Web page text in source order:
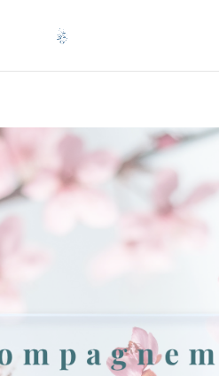
référencement et prise de rendez-